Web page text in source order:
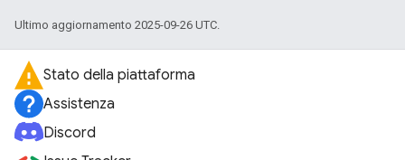
Ultimo aggiornamento 2025-09-26 UTC.
Stato della piattaforma
Assistenza
Discord